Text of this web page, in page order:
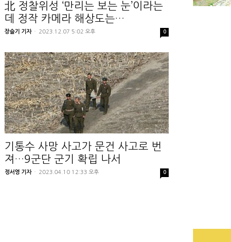
北 정찰위성 ‘만리는 보는 눈’이라는
데 정작 카메라 해상도는…
장슬기 기자 - 2023.12.07 5:02 오후 0
기통수 사망 사고가 문건 사고로 번
져…9군단 군기 확립 나서
정서영 기자 - 2023.04.10 12:33 오후 0